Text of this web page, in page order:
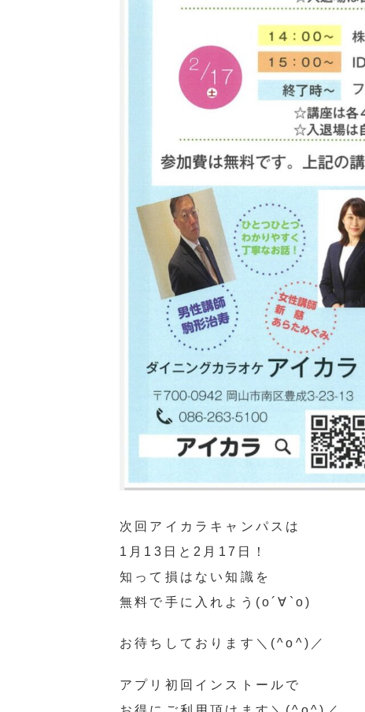
次回アイカラキャンパスは
1月13日と2月17日！
知って損はない知識を
無料で手に入れよう(о´∀`о)
お待ちしております＼(^o^)／
アプリ初回インストールで